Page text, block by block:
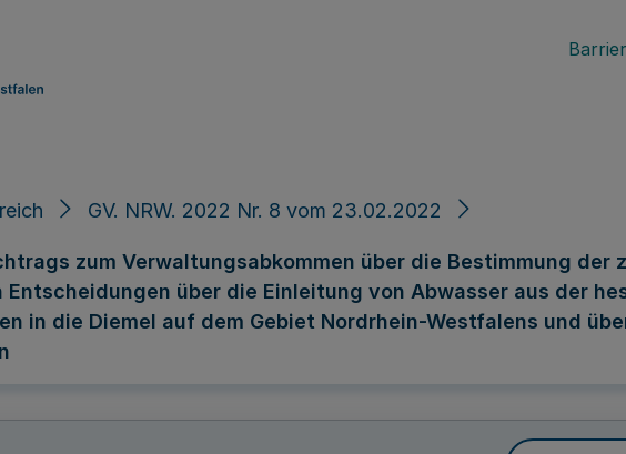
GV. NRW. 2022 Nr. 8 vom 23.02.2022
zum Verwaltungsabkommen über die Bestimmung
über die Einleitung von Abwasser aus der
in die Diemel auf dem Gebiet Nordrhein-Westfalens und